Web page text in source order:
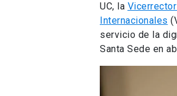
UC, la
Internacionales
servicio de la
Santa Sede en